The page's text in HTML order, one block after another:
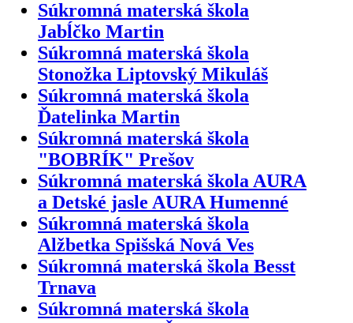
Súkromná materská škola
Jabĺčko Martin
Súkromná materská škola
Stonožka Liptovský Mikuláš
Súkromná materská škola
Ďatelinka Martin
Súkromná materská škola
"BOBRÍK" Prešov
Súkromná materská škola AURA
a Detské jasle AURA Humenné
Súkromná materská škola
Alžbetka Spišská Nová Ves
Súkromná materská škola Besst
Trnava
Súkromná materská škola